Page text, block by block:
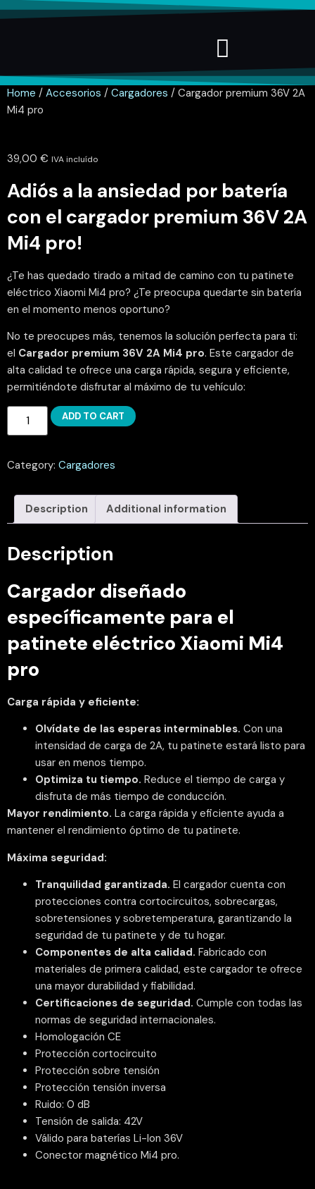
Home / Accesorios / Cargadores / Cargador premium 36V 2A
Mi4 pro
39,00 € IVA incluído
Adiós a la ansiedad por batería
con el cargador premium 36V 2A
Mi4 pro!
¿Te has quedado tirado a mitad de camino con tu patinete
eléctrico Xiaomi Mi4 pro? ¿Te preocupa quedarte sin batería
en el momento menos oportuno?
No te preocupes más, tenemos la solución perfecta para ti:
el Cargador premium 36V 2A Mi4 pro. Este cargador de
alta calidad te ofrece una carga rápida, segura y eficiente,
permitiéndote disfrutar al máximo de tu vehículo:
ADD TO CART
Category: Cargadores
Description Additional information
Description
Cargador diseñado
específicamente para el
patinete eléctrico Xiaomi Mi4
pro
Carga rápida y eficiente:
Olvídate de las esperas interminables. Con una
intensidad de carga de 2A, tu patinete estará listo para
usar en menos tiempo.
Optimiza tu tiempo. Reduce el tiempo de carga y
disfruta de más tiempo de conducción.
Mayor rendimiento. La carga rápida y eficiente ayuda a
mantener el rendimiento óptimo de tu patinete.
Máxima seguridad:
Tranquilidad garantizada. El cargador cuenta con
protecciones contra cortocircuitos, sobrecargas,
sobretensiones y sobretemperatura, garantizando la
seguridad de tu patinete y de tu hogar.
Componentes de alta calidad. Fabricado con
materiales de primera calidad, este cargador te ofrece
una mayor durabilidad y fiabilidad.
Certificaciones de seguridad. Cumple con todas las
normas de seguridad internacionales.
Homologación CE
Protección cortocircuito
Protección sobre tensión
Protección tensión inversa
Ruido: 0 dB
Tensión de salida: 42V
Válido para baterías Li-Ion 36V
Conector magnético Mi4 pro.